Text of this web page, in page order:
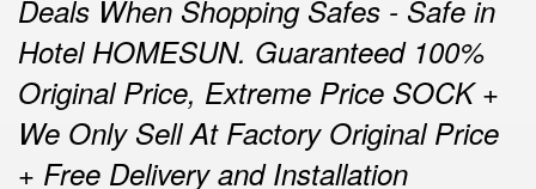
Deals When Shopping Safes - Safe in
Hotel HOMESUN. Guaranteed 100%
Original Price, Extreme Price SOCK +
We Only Sell At Factory Original Price
+ Free Delivery and Installation